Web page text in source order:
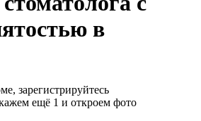
в
зарегистрируйтесь
ещё 1 и откроем фото